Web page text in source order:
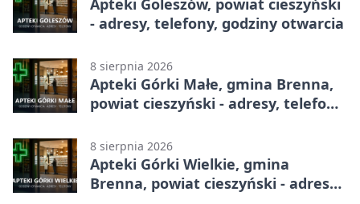
- adresy, telefony, godziny otwarcia
8 sierpnia 2026
Apteki Górki Małe, gmina Brenna,
powiat cieszyński - adresy, telefony,
8 sierpnia 2026
Apteki Górki Wielkie, gmina
Brenna, powiat cieszyński - adresy,